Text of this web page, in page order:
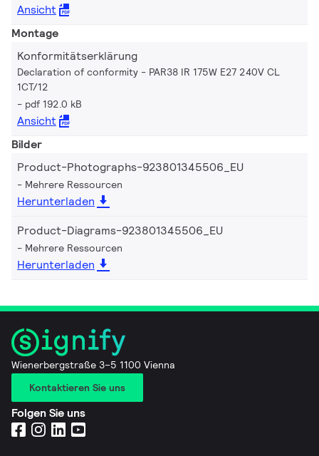
Ansicht
Montage
Konformitätserklärung
Declaration of conformity - PAR38 IR 175W E27 240V CL
1CT/12
pdf 192.0 kB
Ansicht
Bilder
Product-Photographs-923801345506_EU
Mehrere Ressourcen
Herunterladen
Product-Diagrams-923801345506_EU
Mehrere Ressourcen
Herunterladen
Wienerbergstraße 3–5 1100 Vienna
Kontaktieren Sie uns
Folgen Sie uns